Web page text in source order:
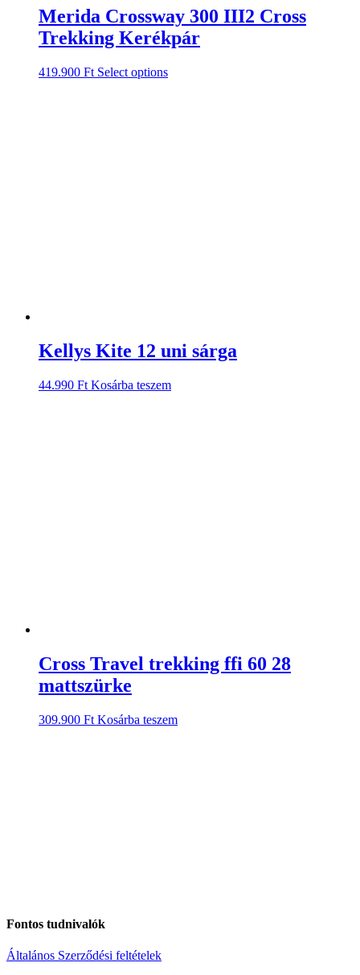
Merida Crossway 300 III2 Cross
Trekking Kerékpár
419.900 Ft Select options
Kellys Kite 12 uni sárga
44.990 Ft Kosárba teszem
Cross Travel trekking ffi 60 28
mattszürke
309.900 Ft Kosárba teszem
Fontos tudnivalók
Általános Szerződési feltételek